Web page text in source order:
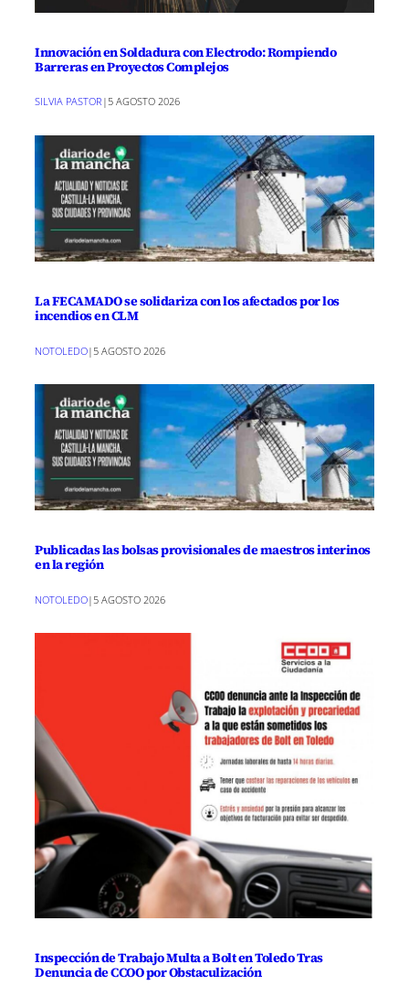
Innovación en Soldadura con Electrodo: Rompiendo
Barreras en Proyectos Complejos
SILVIA PASTOR |5 AGOSTO 2026
La FECAMADO se solidariza con los afectados por los
incendios en CLM
NOTOLEDO| 5 AGOSTO 2026
Publicadas las bolsas provisionales de maestros interinos
en la región
NOTOLEDO| 5 AGOSTO 2026
Inspección de Trabajo Multa a Bolt en Toledo Tras
Denuncia de CCOO por Obstaculización